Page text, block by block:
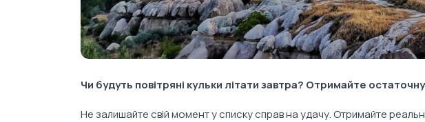
Чи будуть повітряні кульки літати завтра? Отримайте остаточну
Не залишайте свій момент у списку справ на удачу. Отримайте